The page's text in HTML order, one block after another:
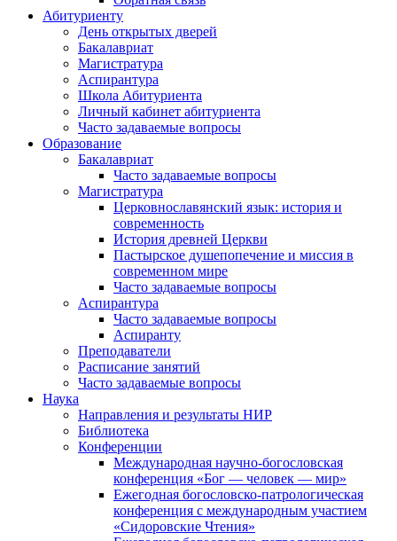
Абитуриенту
День открытых дверей
Бакалавриат
Магистратура
Аспирантура
Школа Абитуриента
Личный кабинет абитуриента
Часто задаваемые вопросы
Образование
Бакалавриат
Часто задаваемые вопросы
Магистратура
Церковнославянский язык: история и
современность
История древней Церкви
Пастырское душепопечение и миссия в
современном мире
Часто задаваемые вопросы
Аспирантура
Часто задаваемые вопросы
Аспиранту
Преподаватели
Расписание занятий
Часто задаваемые вопросы
Наука
Направления и результаты НИР
Библиотека
Конференции
Международная научно-богословская
конференция «Бог — человек — мир»
Ежегодная богословско-патрологическая
конференция с международным участием
«Сидоровские Чтения»